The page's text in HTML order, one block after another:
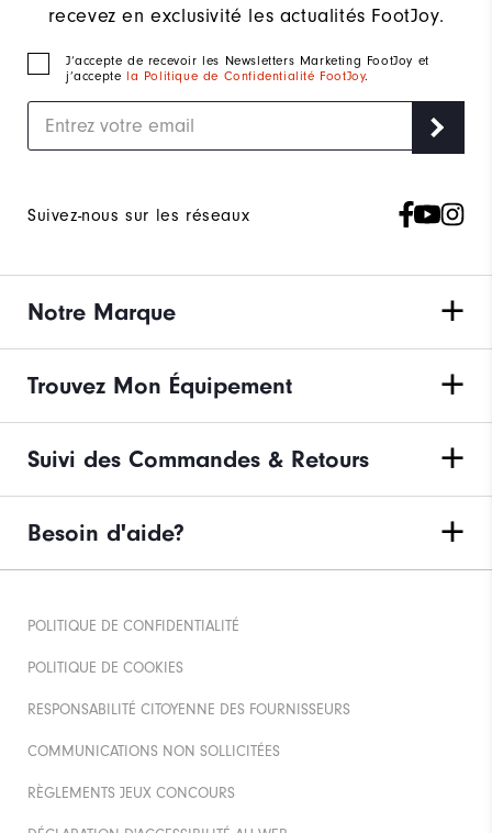
recevez en exclusivité les actualités FootJoy.
J‘accepte de recevoir les Newsletters Marketing FootJoy et
j’accepte la Politique de Confidentialité FootJoy.
Suivez-nous sur les réseaux
Notre Marque
Trouvez Mon Équipement
Suivi des Commandes & Retours
Besoin d'aide?
POLITIQUE DE CONFIDENTIALITÉ
POLITIQUE DE COOKIES
RESPONSABILITÉ CITOYENNE DES FOURNISSEURS
COMMUNICATIONS NON SOLLICITÉES
RÈGLEMENTS JEUX CONCOURS